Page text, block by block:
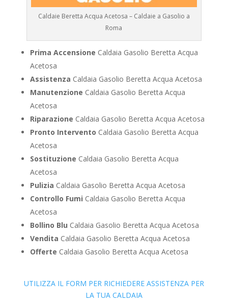
Caldaie Beretta Acqua Acetosa – Caldaie a Gasolio a
Roma
Prima Accensione Caldaia Gasolio Beretta Acqua
Acetosa
Assistenza Caldaia Gasolio Beretta Acqua Acetosa
Manutenzione Caldaia Gasolio Beretta Acqua
Acetosa
Riparazione Caldaia Gasolio Beretta Acqua Acetosa
Pronto Intervento Caldaia Gasolio Beretta Acqua
Acetosa
Sostituzione Caldaia Gasolio Beretta Acqua
Acetosa
Pulizia Caldaia Gasolio Beretta Acqua Acetosa
Controllo Fumi Caldaia Gasolio Beretta Acqua
Acetosa
Bollino Blu Caldaia Gasolio Beretta Acqua Acetosa
Vendita Caldaia Gasolio Beretta Acqua Acetosa
Offerte Caldaia Gasolio Beretta Acqua Acetosa
UTILIZZA IL FORM PER RICHIEDERE ASSISTENZA PER
LA TUA CALDAIA